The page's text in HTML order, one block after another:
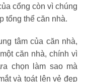
cổng còn vì chúng
tổng thể căn nhà.
tâm của căn nhà,
căn nhà, chính vì
chọn làm sao mà
và toát lên vẻ đẹp